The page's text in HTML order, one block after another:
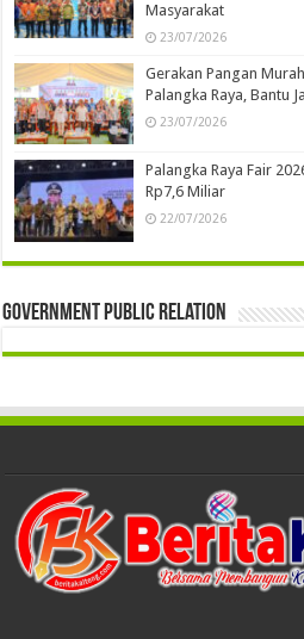
Masyarakat
23/07/2026
Gerakan Pangan
Palangka Raya, Bantu
23/07/2026
Palangka Raya Fair
Rp7,6 Miliar
22/07/2026
Government Public Relation